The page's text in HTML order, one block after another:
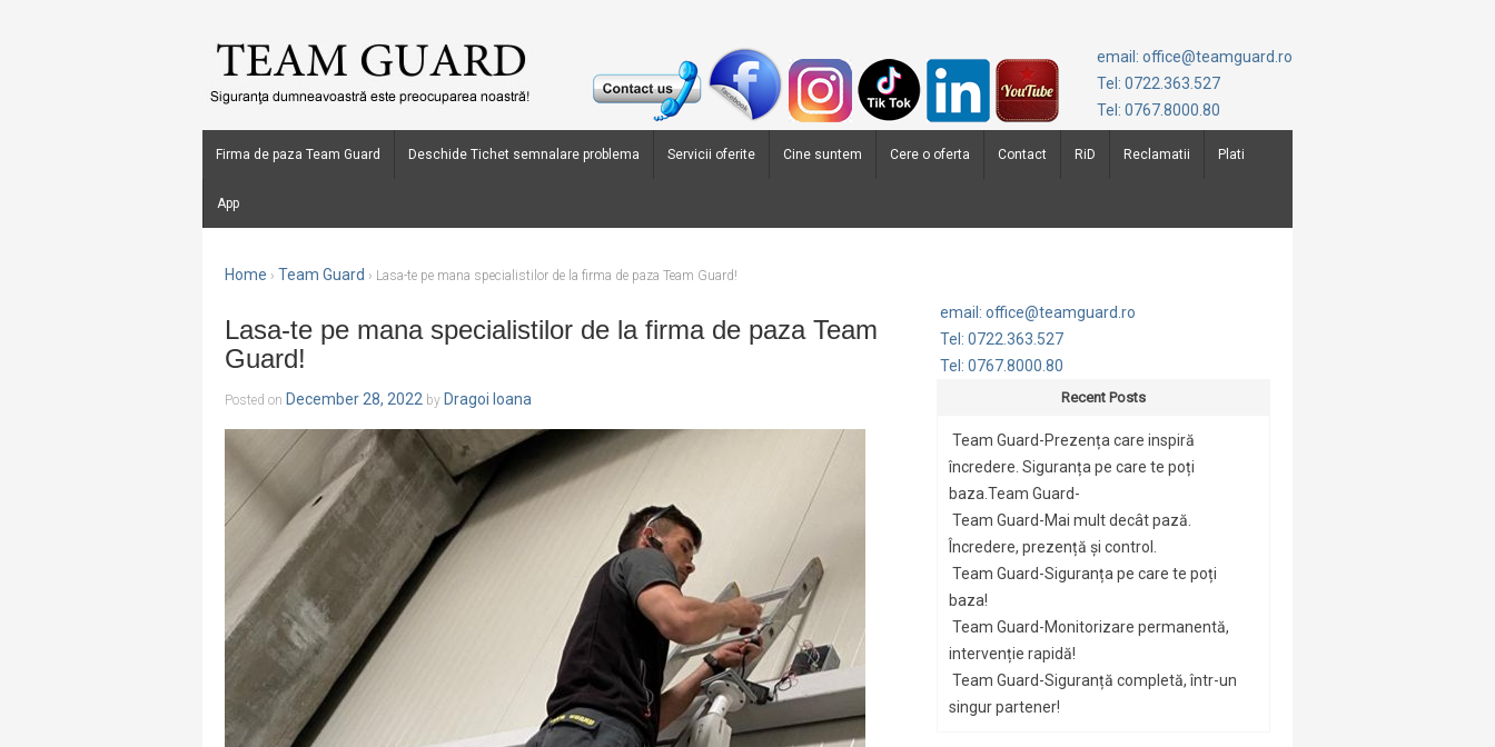
email: office@teamguard.ro
Tel: 0722.363.527
Tel: 0767.8000.80
Firma de paza Team Guard Deschide Tichet semnalare problema Servicii oferite Cine suntem Cere o oferta Contact RiD Reclamatii Plati
App
Home › Team Guard › Lasa-te pe mana specialistilor de la firma de paza Team Guard!
Lasa-te pe mana specialistilor de la firma de paza Team
Guard!
Posted on December 28, 2022 by Dragoi Ioana
email: office@teamguard.ro
Tel: 0722.363.527
Tel: 0767.8000.80
Recent Posts
Team Guard-Prezența care inspiră
încredere. Siguranța pe care te poți
baza.Team Guard-
Team Guard-Mai mult decât pază.
Încredere, prezență și control.
Team Guard-Siguranța pe care te poți
baza!
Team Guard-Monitorizare permanentă,
intervenție rapidă!
Team Guard-Siguranță completă, într-un
singur partener!